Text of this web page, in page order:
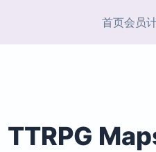
首页会员
协
载